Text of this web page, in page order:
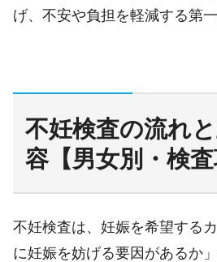
げ、不安や負担を軽減する第
不妊検査の流れ
容【男女別・検査
不妊検査は、妊娠を希望する
に妊娠を妨げる要因があるか